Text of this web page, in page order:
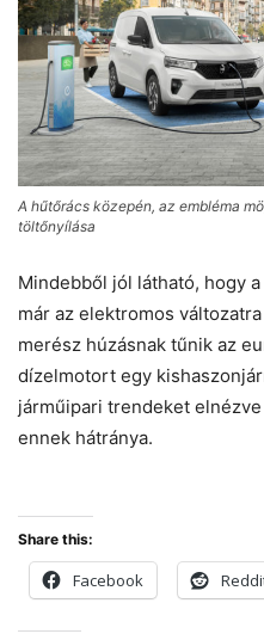
A hűtőrács közepén, az embléma
töltőnyílása
Mindebből jól látható, hogy
már az elektromos
merész húzásnak tűnik az
dízelmotort egy
járműipari trendeket
ennek hátránya.
Share this:
Facebook